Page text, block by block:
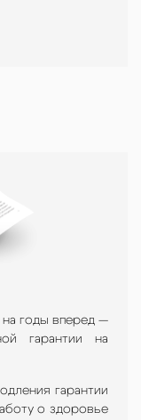
годы вперед —
гарантии на
гарантии
о здоровье